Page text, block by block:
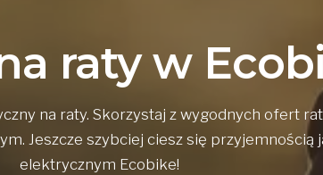
raty w
na raty. Skorzystaj z wygodnych ofert
Jeszcze szybciej ciesz się przyjemnością
elektrycznym Ecobike!